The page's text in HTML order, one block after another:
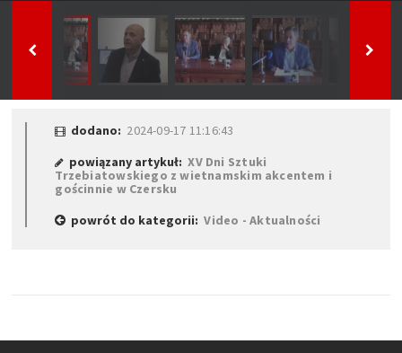
dodano: 2024-09-17 11:16:43
powiązany artykuł:XV Dni Sztuki
Trzebiatowskiego z wietnamskim akcentem i
gościnnie w Czersku
powrót do kategorii:Video - Aktualności